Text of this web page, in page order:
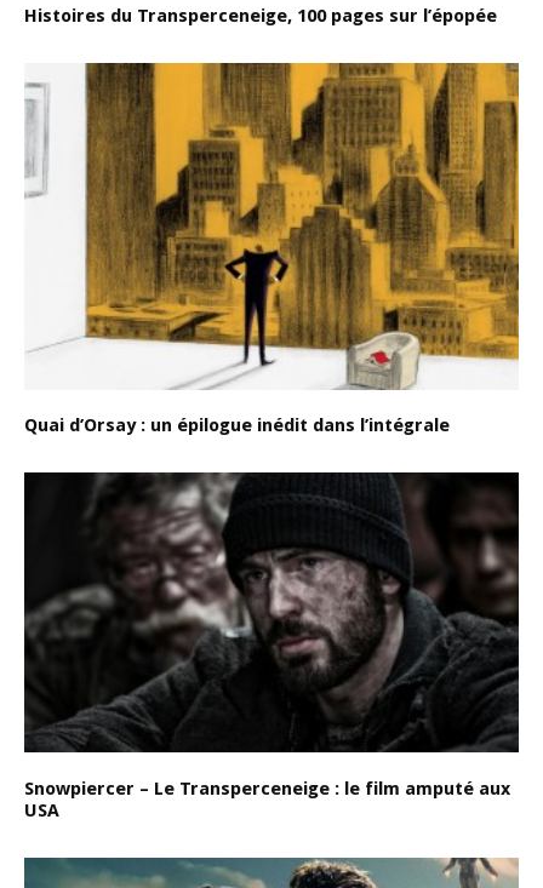
Histoires du Transperceneige, 100 pages sur l’épopée
Quai d’Orsay : un épilogue inédit dans l’intégrale
Snowpiercer – Le Transperceneige : le film amputé aux
USA